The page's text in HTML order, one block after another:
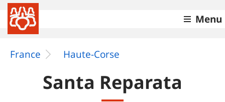
Menu
France Haute-Corse
Santa Reparata